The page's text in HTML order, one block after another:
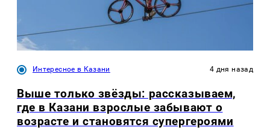
Интересное в Казани 4 дня назад
Выше только звёзды: рассказываем,
где в Казани взрослые забывают о
возрасте и становятся супергероями